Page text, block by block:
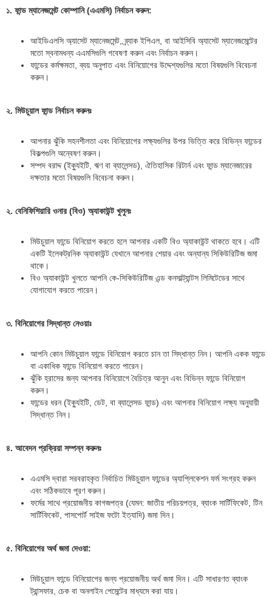
১. ফান্ড ম্যানেজমেন্ট কোম্পানি (এএমসি) নির্বাচন করুন:
আইডিএলসি অ্যাসেট ম্যানেজমেন্ট, ব্র্যাক ইপিএল, বা আইসিবি অ্যাসেট ম্যানেজমেন্টের
মতো স্বনামধন্য এএমসিগুলি গবেষণা করুন এবং নির্বাচন করুন।
ফান্ডের কর্মক্ষমতা, ব্যয় অনুপাত এবং বিনিয়োগের উদ্দেশ্যগুলির মতো বিষয়গুলি বিবেচনা
করুন।
২. মিউচুয়াল ফান্ড নির্বাচন করুনঃ
আপনার ঝুঁকি সহনশীলতা এবং বিনিয়োগের লক্ষ্যগুলির উপর ভিত্তি করে বিভিন্ন ফান্ডের
বিকল্পগুলি অন্বেষণ করুন।
সম্পদ বরাদ্দ (ইক্যুইটি, ঋণ বা ব্যালেন্সড), ঐতিহাসিক রিটার্ন এবং ফান্ড ম্যানেজারের
দক্ষতার মতো বিষয়গুলি বিবেচনা করুন।
২. বেনিফিশিয়ারি ওনার (বিও) অ্যাকাউন্ট খুলুনঃ
মিউচুয়াল ফান্ডে বিনিয়োগ করতে হলে আপনার একটি বিও অ্যাকাউন্ট থাকতে হবে। এটি
একটি ইলেকট্রনিক অ্যাকাউন্ট যেখানে আপনার শেয়ার এবং অন্যান্য সিকিউরিটিজ জমা
থাকে।
বিও অ্যাকাউন্ট খুলতে আপনি কে-সিকিউরিটিজ এন্ড কনসাল্ট্যান্টস লিমিটেডের সাথে
যোগাযোগ করতে পারেন।
৩. বিনিয়োগের সিদ্ধান্ত নেওয়াঃ
আপনি কোন মিউচুয়াল ফান্ডে বিনিয়োগ করতে চান তা সিদ্ধান্ত নিন। আপনি একক ফান্ডে
বা একাধিক ফান্ডে বিনিয়োগ করতে পারেন।
ঝুঁকি হ্রাসের জন্য আপনার বিনিয়োগে বৈচিত্র আনুন এবং বিভিন্ন ফান্ডে বিনিয়োগ
করুন।
ফান্ডের ধরন (ইক্যুইটি, ডেট, বা ব্যালেন্সড ফান্ড) এবং আপনার বিনিয়োগ লক্ষ্য অনুযায়ী
সিদ্ধান্ত নিন।
৪. আবেদন প্রক্রিয়া সম্পন্ন করুনঃ
এএমসি দ্বারা সরবরাহকৃত নির্বাচিত মিউচুয়াল ফান্ডের অ্যাপ্লিকেশন ফর্ম সংগ্রহ করুন
এবং সঠিকভাবে পূরণ করুন।
ফর্মের সাথে প্রয়োজনীয় কাগজপত্র (যেমন: জাতীয় পরিচয়পত্র, ব্যাংক সার্টিফিকেট, টিন
সার্টিফিকেট, পাসপোর্ট সাইজ ফটো ইত্যাদি) জমা দিন।
৫. বিনিয়োগের অর্থ জমা দেওয়া:
মিউচুয়াল ফান্ডে বিনিয়োগের জন্য প্রয়োজনীয় অর্থ জমা দিন। এটি সাধারণত ব্যাংক
ট্রান্সফার, চেক বা অনলাইন পেমেন্টের মাধ্যমে করা যায়।